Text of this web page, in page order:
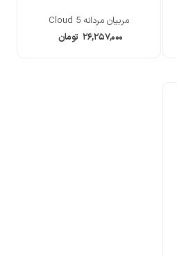
مربیان مردانه Cloud 5
۲۶,۲۵۷,۰۰۰ تومان